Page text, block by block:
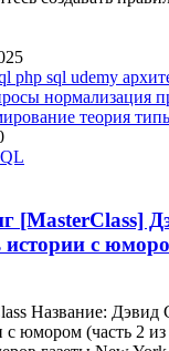
php sql udemy
нормализация
теория
[MasterClass]
истории с
Название: Дэвид
с юмором (часть 2